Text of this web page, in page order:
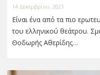
14 Δεκεμβρίου, 2021
Είναι ένα από τα πιο
του ελληνικού θεάτρου.
Θοδωρής Αθερίδης…